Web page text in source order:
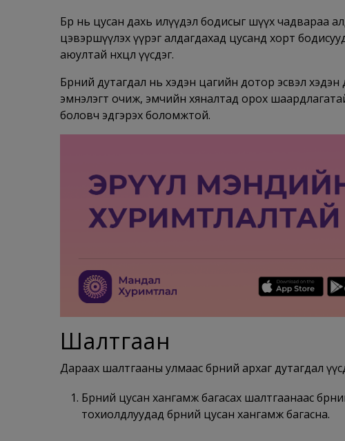
Бөөр нь цусан дахь илүүдэл бодисыг шүүх чадвараа
цэвэршүүлэх үүрэг алдагдахад цусанд хорт
аюултай нөхцөл үүсдэг.
Бөөрний дутагдал нь хэдэн цагийн дотор эсвэл хэдэн
эмнэлэгт очиж, эмчийн хяналтад орох
боловч эдгэрэх боломжтой.
Шалтгаан
Дараах шалтгааны улмаас бөөрний архаг дутагдал
Бөөрний цусан хангамж багасах шалтгаанаас
тохиолдлуудад бөөрний цусан хангамж багасна.